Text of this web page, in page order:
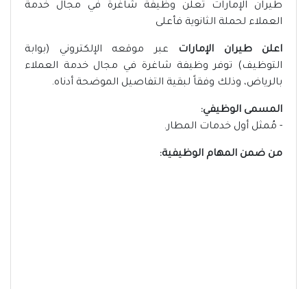
طيران الإمارات تعلن وظيفة شاغرة في مجال خدمة
العملاء لحملة الثانوية فأعلى
اعلن طيران الإمارات
عبر موقعه الإلكتروني (بوابة
التوظيف) توفر وظيفة شاغرة في مجال خدمة العملاء
بالرياض، وذلك وفقاً لبقية التفاصيل الموضحة أدناه.
المسمى الوظيفي:
- مُمثل أول خدمات المطار.
من ضمن المهام الوظيفية: